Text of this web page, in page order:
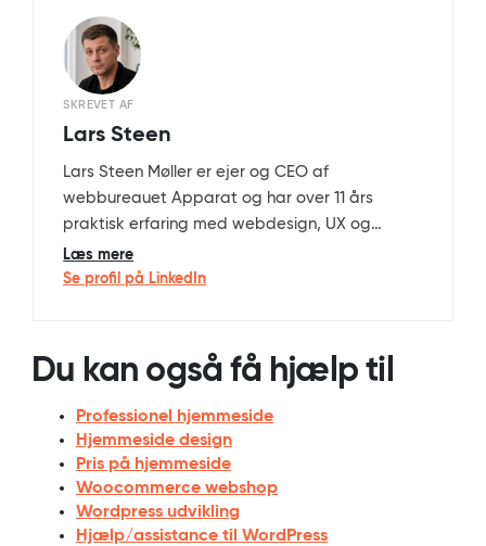
SKREVET AF
Lars Steen
Lars Steen Møller er ejer og CEO af
webbureauet Apparat og har over 11 års
praktisk erfaring med webdesign, UX og
WordPress-udvikling. Han er uddannet
multimediedesigner og webudvikler (bachelor)
SEO og den tekniske arkitektur på Apparat’s
professionelle WordPress-løsninger.
Læs mere
Se profil på LinkedIn
Du kan også få hjælp til
Professionel hjemmeside
Hjemmeside design
Pris på hjemmeside
Woocommerce webshop
Wordpress udvikling
Hjælp/assistance til WordPress